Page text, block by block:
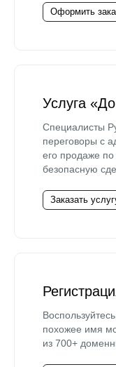
Оформить
Услуга
Специалисты
переговоры с
его продаже
безопасную
Заказать
похожее имя
из 700+